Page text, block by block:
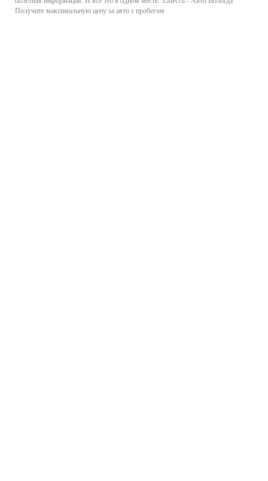
Получите максимальную цену за авто с пробегом